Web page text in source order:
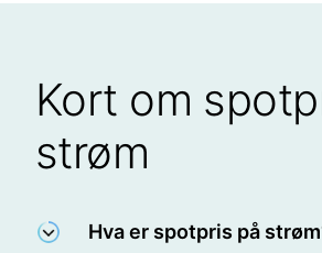
Kort om
strøm
Hva er spotpris på